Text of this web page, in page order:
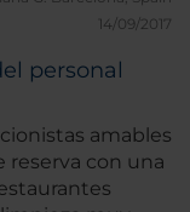
14/09/2017
personal
reserva con una